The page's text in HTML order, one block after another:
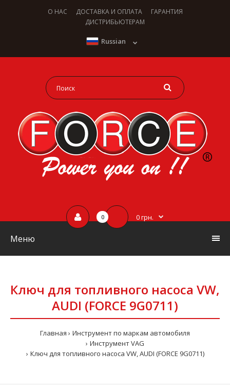
О НАС ДОСТАВКА И ОПЛАТА
ГАРАНТИЯ
ДИСТРИБЬЮТЕРАМ
Russian
0 0 грн.
Меню
Ключ для топливного насоса VW,
AUDI (FORCE 9G0711)
Главная
Инструмент по маркам автомобиля
Инструмент VAG
Ключ для топливного насоса VW, AUDI (FORCE 9G0711)